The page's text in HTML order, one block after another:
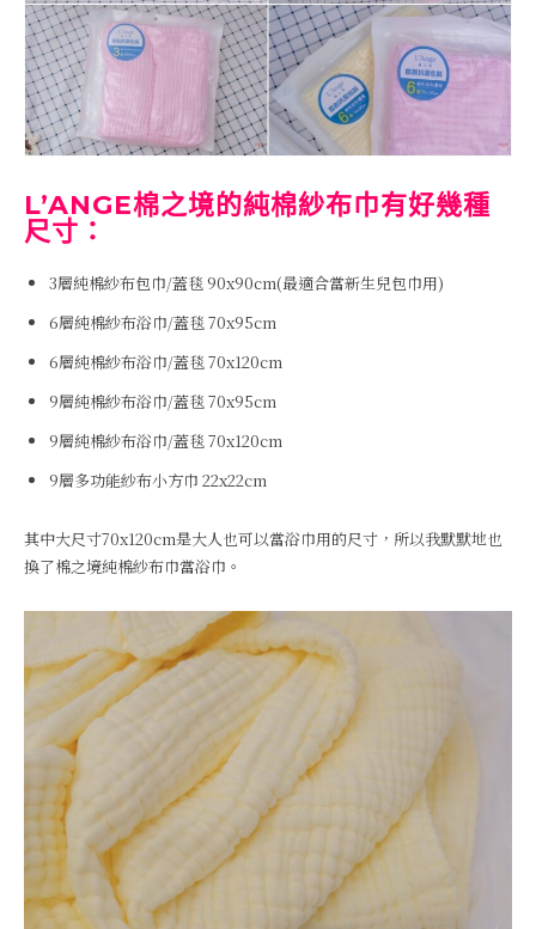
L’ANGE棉之境的純棉紗布巾有好幾種
尺寸：
3層純棉紗布包巾/蓋毯 90x90cm(最適合當新生兒包巾用)
6層純棉紗布浴巾/蓋毯 70x95cm
6層純棉紗布浴巾/蓋毯 70x120cm
9層純棉紗布浴巾/蓋毯 70x95cm
9層純棉紗布浴巾/蓋毯 70x120cm
9層多功能紗布小方巾 22x22cm
其中大尺寸70x120cm是大人也可以當浴巾用的尺寸，所以我默默地也
換了棉之境純棉紗布巾當浴巾。